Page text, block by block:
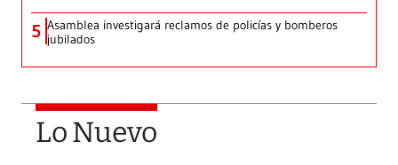
5 Asamblea investigará reclamos de policías y bomberos
jubilados
Lo Nuevo